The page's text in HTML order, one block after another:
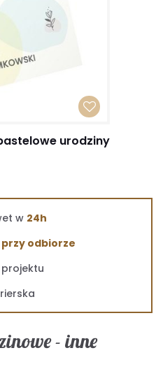
- inne
urodziny
w 24h
przy odbiorze